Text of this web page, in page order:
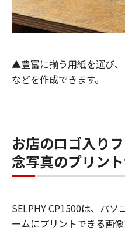
▲豊富に揃う用紙を選び
などを作成できます。
お店のロゴ入り
念写真のプリン
SELPHY CP1500は、パ
ームにプリントできる画